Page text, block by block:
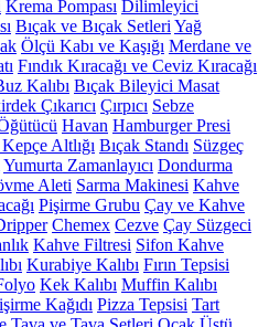
Krema Pompası Dilimleyici
Bıçak ve Bıçak Setleri Yağ
Ölçü Kabı ve Kaşığı Merdane ve
Fındık Kıracağı ve Ceviz Kıracağı
Kalıbı Bıçak Bileyici Masat
Çıkarıcı Çırpıcı Sebze
Havan Hamburger Presi
Altlığı Bıçak Standı Süzgeç
Yumurta Zamanlayıcı Dondurma
Aleti Sarma Makinesi Kahve
Pişirme Grubu Çay ve Kahve
Chemex Cezve Çay Süzgeci
Kahve Filtresi Sifon Kahve
Kurabiye Kalıbı Fırın Tepsisi
Kek Kalıbı Muffin Kalıbı
Kağıdı Pizza Tepsisi Tart